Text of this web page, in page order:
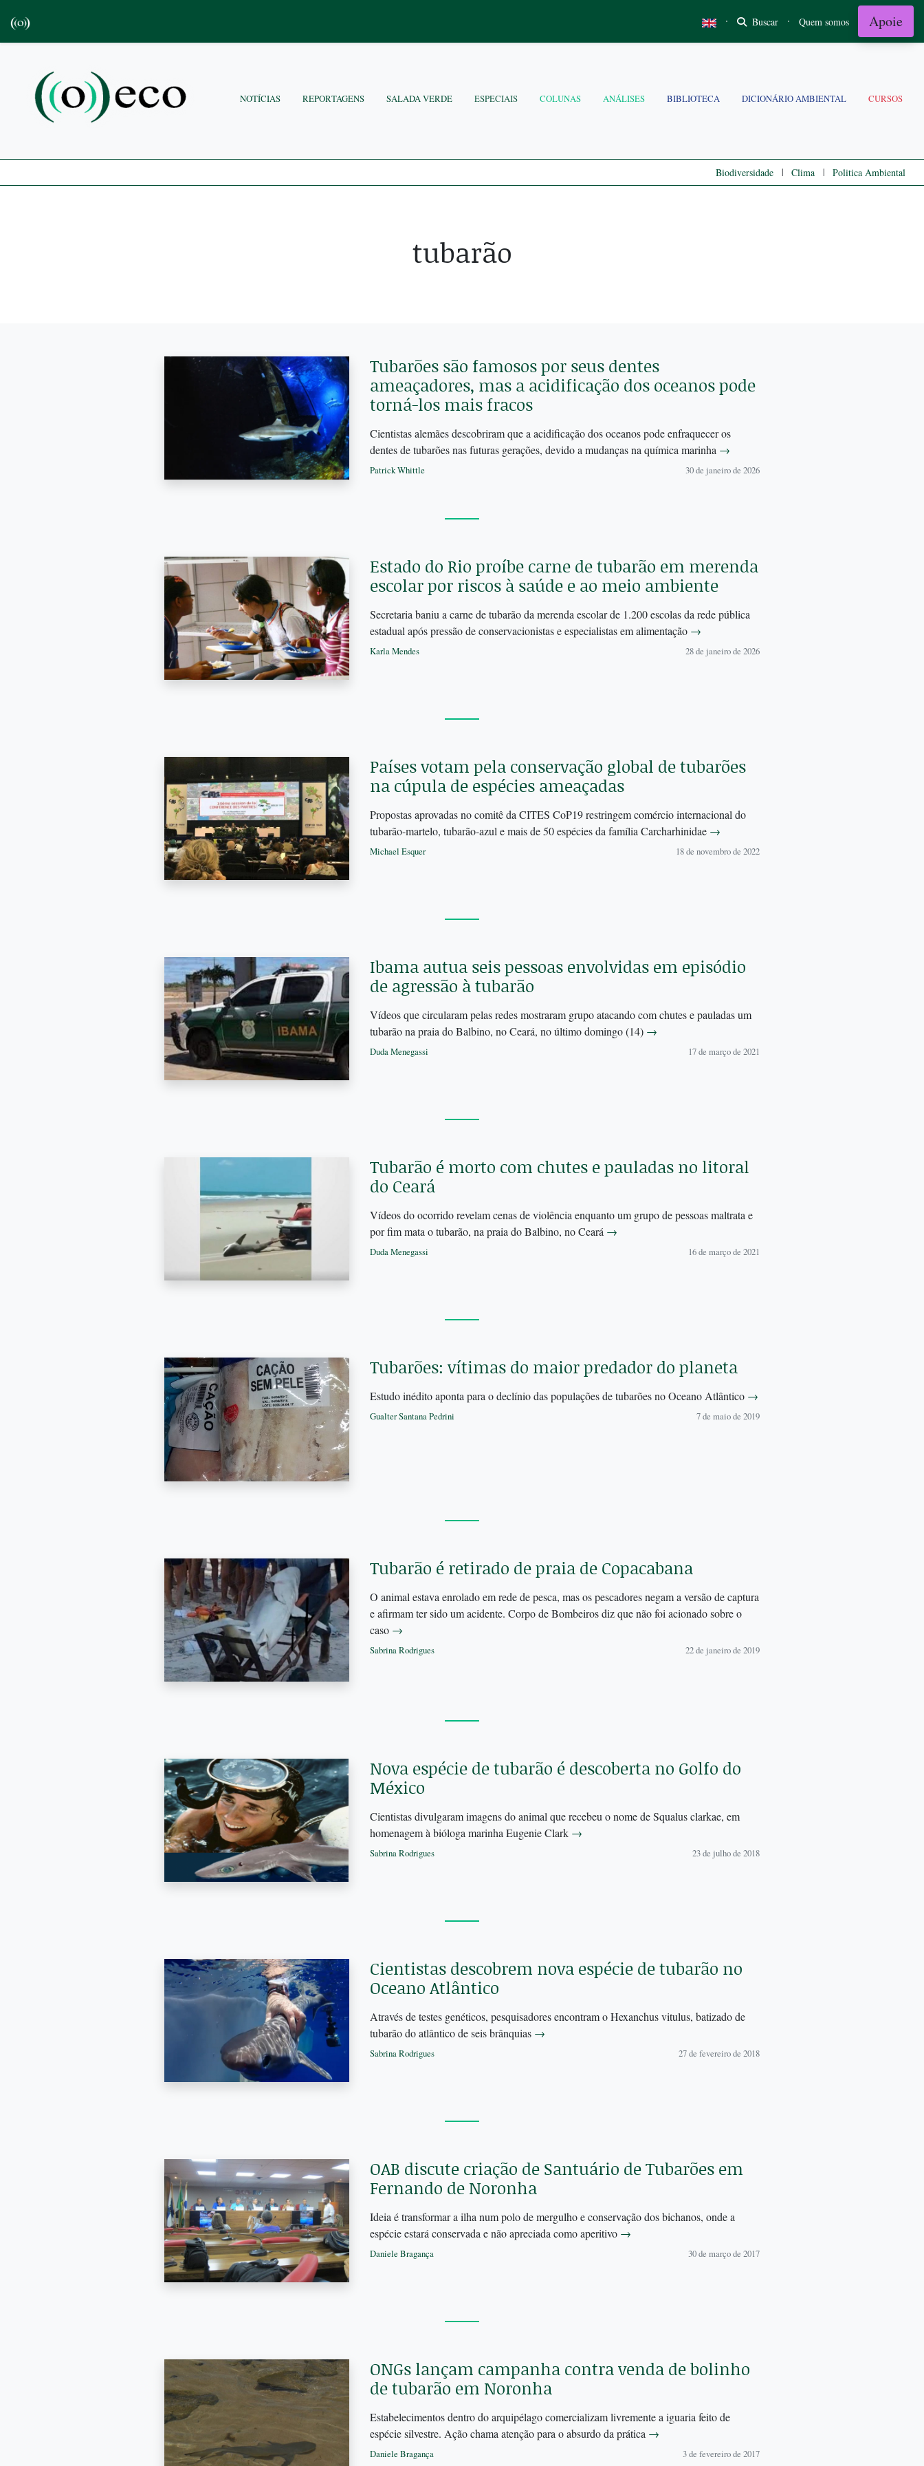
· Buscar · Quem somos Apoie
NOTÍCIAS REPORTAGENS SALADA VERDE ESPECIAIS COLUNAS ANÁLISES BIBLIOTECA DICIONÁRIO AMBIENTAL CURSOS
Biodiversidade | Clima | Politica Ambiental
tubarão
Tubarões são famosos por seus dentes
ameaçadores, mas a acidificação dos oceanos pode
torná-los mais fracos
Cientistas alemães descobriram que a acidificação dos oceanos pode enfraquecer os
dentes de tubarões nas futuras gerações, devido a mudanças na química marinha →
Patrick Whittle 30 de janeiro de 2026
Estado do Rio proíbe carne de tubarão em merenda
escolar por riscos à saúde e ao meio ambiente
Secretaria baniu a carne de tubarão da merenda escolar de 1.200 escolas da rede pública
estadual após pressão de conservacionistas e especialistas em alimentação →
Karla Mendes 28 de janeiro de 2026
Países votam pela conservação global de tubarões
na cúpula de espécies ameaçadas
Propostas aprovadas no comitê da CITES CoP19 restringem comércio internacional do
tubarão-martelo, tubarão-azul e mais de 50 espécies da família Carcharhinidae →
Michael Esquer 18 de novembro de 2022
Ibama autua seis pessoas envolvidas em episódio
de agressão à tubarão
Vídeos que circularam pelas redes mostraram grupo atacando com chutes e pauladas um
tubarão na praia do Balbino, no Ceará, no último domingo (14) →
Duda Menegassi 17 de março de 2021
Tubarão é morto com chutes e pauladas no litoral
do Ceará
Vídeos do ocorrido revelam cenas de violência enquanto um grupo de pessoas maltrata e
por fim mata o tubarão, na praia do Balbino, no Ceará →
Duda Menegassi 16 de março de 2021
Tubarões: vítimas do maior predador do planeta
Estudo inédito aponta para o declínio das populações de tubarões no Oceano Atlântico →
Gualter Santana Pedrini 7 de maio de 2019
Tubarão é retirado de praia de Copacabana
O animal estava enrolado em rede de pesca, mas os pescadores negam a versão de captura
e afirmam ter sido um acidente. Corpo de Bombeiros diz que não foi acionado sobre o
caso →
Sabrina Rodrigues 22 de janeiro de 2019
Nova espécie de tubarão é descoberta no Golfo do
México
Cientistas divulgaram imagens do animal que recebeu o nome de Squalus clarkae, em
homenagem à bióloga marinha Eugenie Clark →
Sabrina Rodrigues 23 de julho de 2018
Cientistas descobrem nova espécie de tubarão no
Oceano Atlântico
Através de testes genéticos, pesquisadores encontram o Hexanchus vitulus, batizado de
tubarão do atlântico de seis brânquias →
Sabrina Rodrigues 27 de fevereiro de 2018
OAB discute criação de Santuário de Tubarões em
Fernando de Noronha
Ideia é transformar a ilha num polo de mergulho e conservação dos bichanos, onde a
espécie estará conservada e não apreciada como aperitivo →
Daniele Bragança 30 de março de 2017
ONGs lançam campanha contra venda de bolinho
de tubarão em Noronha
Estabelecimentos dentro do arquipélago comercializam livremente a iguaria feito de
espécie silvestre. Ação chama atenção para o absurdo da prática →
Daniele Bragança 3 de fevereiro de 2017